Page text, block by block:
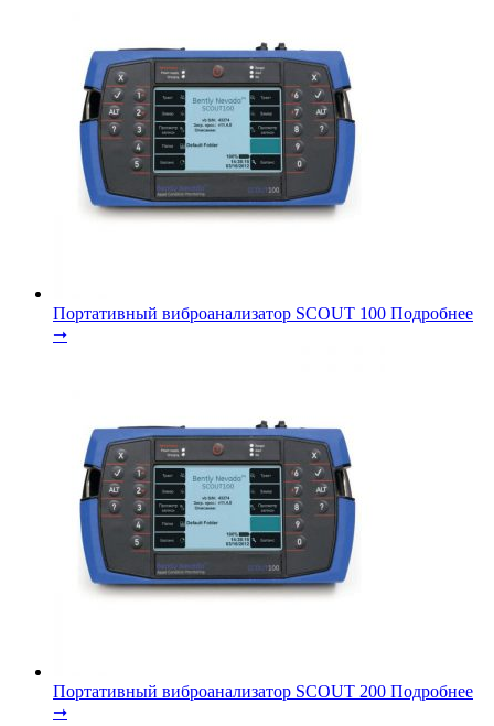
Портативный виброанализатор SCOUT 100 Подробнее
➞
Портативный виброанализатор SCOUT 200 Подробнее
➞